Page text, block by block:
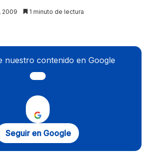
2009 1 minuto de lectura
nuestro contenido en Google
Seguir en Google